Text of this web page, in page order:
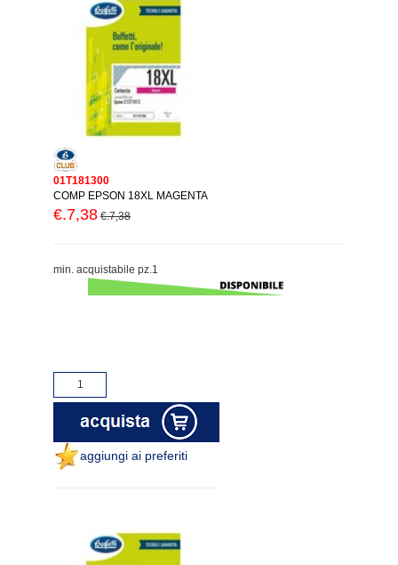
01T181300
COMP EPSON 18XL MAGENTA
€.7,38 €.7,38
min. acquistabile pz.1
aggiungi ai preferiti